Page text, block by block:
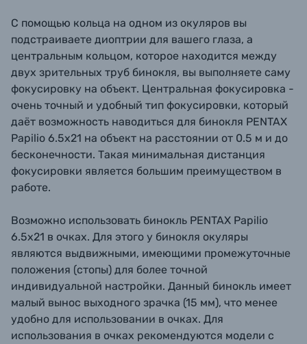
С помощью кольца на одном из окуляров вы
подстраиваете диоптрии для вашего глаза, а
центральным кольцом, которое находится между
двух зрительных труб бинокля, вы выполняете саму
фокусировку на объект. Центральная фокусировка -
очень точный и удобный тип фокусировки, который
даёт возможность наводиться для бинокля PENTAX
Papilio 6.5x21 на объект на расстоянии от 0.5 м и до
бесконечности. Такая минимальная дистанция
фокусировки является большим преимуществом в
работе.
Возможно использовать бинокль PENTAX Papilio
6.5x21 в очках. Для этого у бинокля окуляры
являются выдвижными, имеющими промежуточные
положения (стопы) для более точной
индивидуальной настройки. Данный бинокль имеет
малый вынос выходного зрачка (15 мм), что менее
удобно для использовании в очках. Для
использования в очках рекомендуются модели с